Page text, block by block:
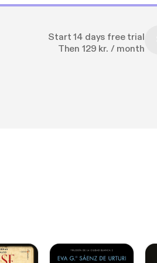
Start 14 days free trial
Then 129 kr. / month